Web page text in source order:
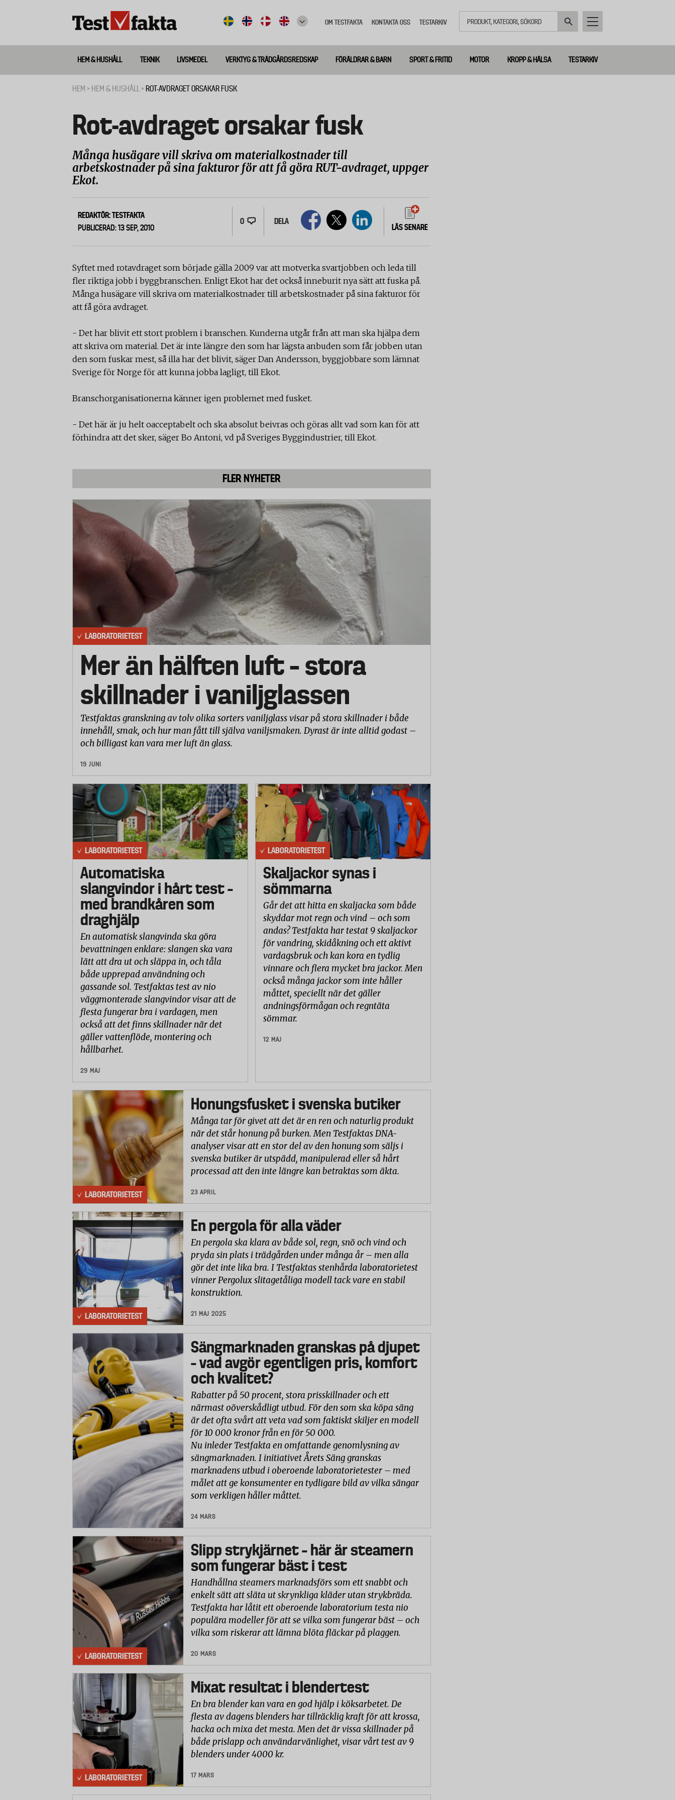
meny
OM TESTFAKTA KONTAKTA OSS TESTARKIV
Huvudmeny
ny
HEM & HUSHÅLL TEKNIK LIVSMEDEL VERKTYG & TRÄDGÅRDSREDSKAP FÖRÄLDRAR & BARN SPORT & FRITID MOTOR KROPP & HÄLSA TESTARKIV
HEM HEM & HUSHÅLL ROT-AVDRAGET ORSAKAR FUSK
Rot-avdraget orsakar fusk
Många husägare vill skriva om materialkostnader till
arbetskostnader på sina fakturor för att få göra RUT-avdraget, uppger
Ekot.
REDAKTÖR: TESTFAKTA
PUBLICERAD: 13 SEP, 2010
0 DELA
LÄS SENARE
Syftet med rotavdraget som började gälla 2009 var att motverka svartjobben och leda till
fler riktiga jobb i byggbranschen. Enligt Ekot har det också inneburit nya sätt att fuska på.
Många husägare vill skriva om materialkostnader till arbetskostnader på sina fakturor för
att få göra avdraget.
- Det har blivit ett stort problem i branschen. Kunderna utgår från att man ska hjälpa dem
att skriva om material. Det är inte längre den som har lägsta anbuden som får jobben utan
den som fuskar mest, så illa har det blivit, säger Dan Andersson, byggjobbare som lämnat
Sverige för Norge för att kunna jobba lagligt, till Ekot.
Branschorganisationerna känner igen problemet med fusket.
- Det här är ju helt oacceptabelt och ska absolut beivras och göras allt vad som kan för att
förhindra att det sker, säger Bo Antoni, vd på Sveriges Byggindustrier, till Ekot.
FLER NYHETER
LABORATORIETEST
Mer än hälften luft – stora
skillnader i vaniljglassen
Testfaktas granskning av tolv olika sorters vaniljglass visar på stora skillnader i både
innehåll, smak, och hur man fått till själva vaniljsmaken. Dyrast är inte alltid godast –
och billigast kan vara mer luft än glass.
19 JUNI
LABORATORIETEST
Automatiska
slangvindor i hårt test –
med brandkåren som
draghjälp
En automatisk slangvinda ska göra
bevattningen enklare: slangen ska vara
lätt att dra ut och släppa in, och tåla
både upprepad användning och
gassande sol. Testfaktas test av nio
väggmonterade slangvindor visar att de
flesta fungerar bra i vardagen, men
också att det finns skillnader när det
gäller vattenflöde, montering och
hållbarhet.
29 MAJ
LABORATORIETEST
Skaljackor synas i
sömmarna
Går det att hitta en skaljacka som både
skyddar mot regn och vind – och som
andas? Testfakta har testat 9 skaljackor
för vandring, skidåkning och ett aktivt
vardagsbruk och kan kora en tydlig
vinnare och flera mycket bra jackor. Men
också många jackor som inte håller
måttet, speciellt när det gäller
andningsförmågan och regntäta
sömmar.
12 MAJ
LABORATORIETEST
Honungsfusket i svenska butiker
Många tar för givet att det är en ren och naturlig produkt
när det står honung på burken. Men Testfaktas DNA-
analyser visar att en stor del av den honung som säljs i
svenska butiker är utspädd, manipulerad eller så hårt
processad att den inte längre kan betraktas som äkta.
23 APRIL
LABORATORIETEST
En pergola för alla väder
En pergola ska klara av både sol, regn, snö och vind och
pryda sin plats i trädgården under många år – men alla
gör det inte lika bra. I Testfaktas stenhårda laboratorietest
vinner Pergolux slitagetåliga modell tack vare en stabil
konstruktion.
21 MAJ 2025
Sängmarknaden granskas på djupet
– vad avgör egentligen pris, komfort
och kvalitet?
Rabatter på 50 procent, stora prisskillnader och ett
närmast oöverskådligt utbud. För den som ska köpa säng
är det ofta svårt att veta vad som faktiskt skiljer en modell
för 10 000 kronor från en för 50 000.
Nu inleder Testfakta en omfattande genomlysning av
sängmarknaden. I initiativet Årets Säng granskas
marknadens utbud i oberoende laboratorietester – med
målet att ge konsumenter en tydligare bild av vilka sängar
som verkligen håller måttet.
24 MARS
LABORATORIETEST
Slipp strykjärnet – här är steamern
som fungerar bäst i test
Handhållna steamers marknadsförs som ett snabbt och
enkelt sätt att släta ut skrynkliga kläder utan strykbräda.
Testfakta har låtit ett oberoende laboratorium testa nio
populära modeller för att se vilka som fungerar bäst – och
vilka som riskerar att lämna blöta fläckar på plaggen.
20 MARS
LABORATORIETEST
Mixat resultat i blendertest
En bra blender kan vara en god hjälp i köksarbetet. De
flesta av dagens blenders har tillräcklig kraft för att krossa,
hacka och mixa det mesta. Men det är vissa skillnader på
både prislapp och användarvänlighet, visar vårt test av 9
blenders under 4000 kr.
17 MARS